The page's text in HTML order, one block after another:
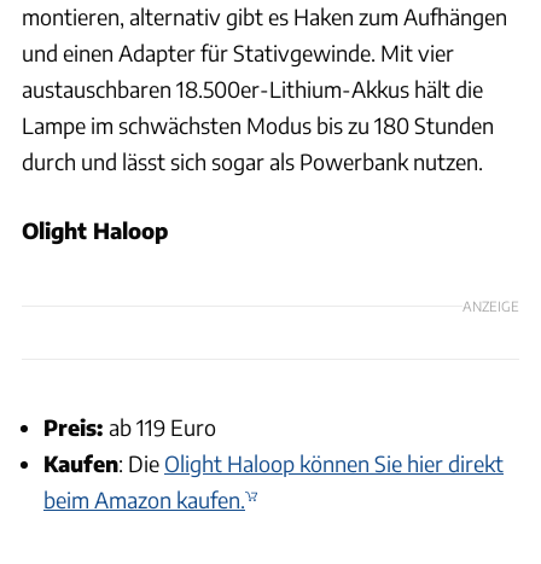
montieren, alternativ gibt es Haken zum Aufhängen
und einen Adapter für Stativgewinde. Mit vier
austauschbaren 18.500er-Lithium-Akkus hält die
Lampe im schwächsten Modus bis zu 180 Stunden
durch und lässt sich sogar als Powerbank nutzen.
Olight Haloop
ANZEIGE
Preis: ab 119 Euro
Kaufen: Die Olight Haloop können Sie hier direkt
beim Amazon kaufen.